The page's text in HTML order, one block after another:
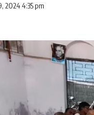
2024 4:35 pm